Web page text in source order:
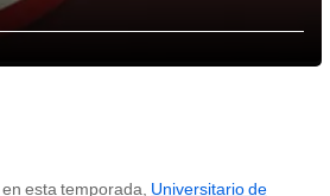
en esta temporada, Universitario de